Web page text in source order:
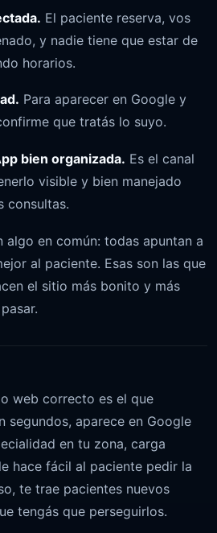
El paciente reserva, vos
y nadie tiene que estar de
horarios.
Para aparecer en Google y
que tratás lo suyo.
bien organizada. Es el canal
visible y bien manejado
consultas.
algo en común: todas apuntan a
al paciente. Esas son las que
el sitio más bonito y más
web correcto es el que
segundos, aparece en Google
en tu zona, carga
hace fácil al paciente pedir la
te trae pacientes nuevos
tengás que perseguirlos.